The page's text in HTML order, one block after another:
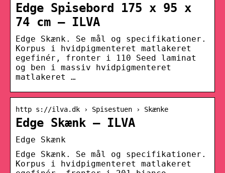
Edge Spisebord 175 x 95 x
74 cm – ILVA
Edge Skænk. Se mål og specifikationer.
Korpus i hvidpigmenteret matlakeret
egefinér, fronter i 110 Seed laminat
og ben i massiv hvidpigmenteret
matlakeret …
http s://ilva.dk › Spisestuen › Skænke
Edge Skænk – ILVA
Edge Skænk
Edge Skænk. Se mål og specifikationer.
Korpus i hvidpigmenteret matlakeret